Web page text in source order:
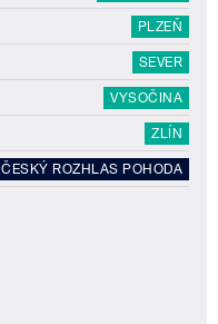
PLZEŇ
SEVER
VYSOČINA
ZLÍN
ČESKÝ ROZHLAS POHODA